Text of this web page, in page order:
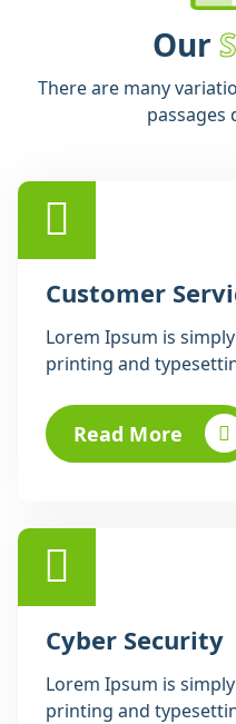
Our
There are many
passages
Customer
Lorem Ipsum is
printing and
Read More
Cyber Security
Lorem Ipsum is
printing and